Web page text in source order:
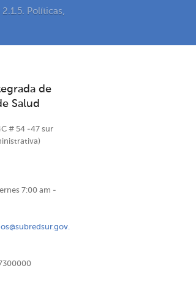
2.1.5. Políticas,
de
Salud
# 54 -47 sur
7:00 am -